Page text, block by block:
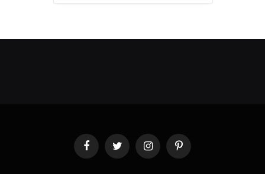
FacebookTwitter InstagramPinterest